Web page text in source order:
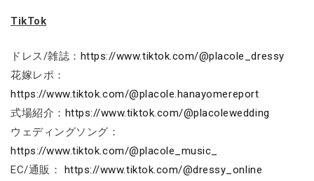
TikTok
ドレス/雑誌： https://www.tiktok.com/@placole_dressy
花嫁レポ：
https://www.tiktok.com/@placole.hanayomereport
式場紹介： https://www.tiktok.com/@placolewedding
ウェディングソング：
https://www.tiktok.com/@placole_music_
EC/通販： https://www.tiktok.com/@dressy_online